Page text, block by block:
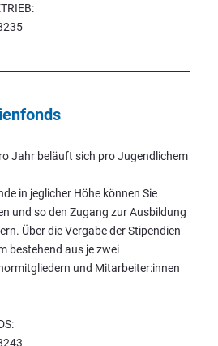
Jahr beläuft sich pro Jugendlichem
in jeglicher Höhe können Sie
und so den Zugang zur Ausbildung
Über die Vergabe der Stipendien
bestehend aus je zwei
und Mitarbeiter:innen